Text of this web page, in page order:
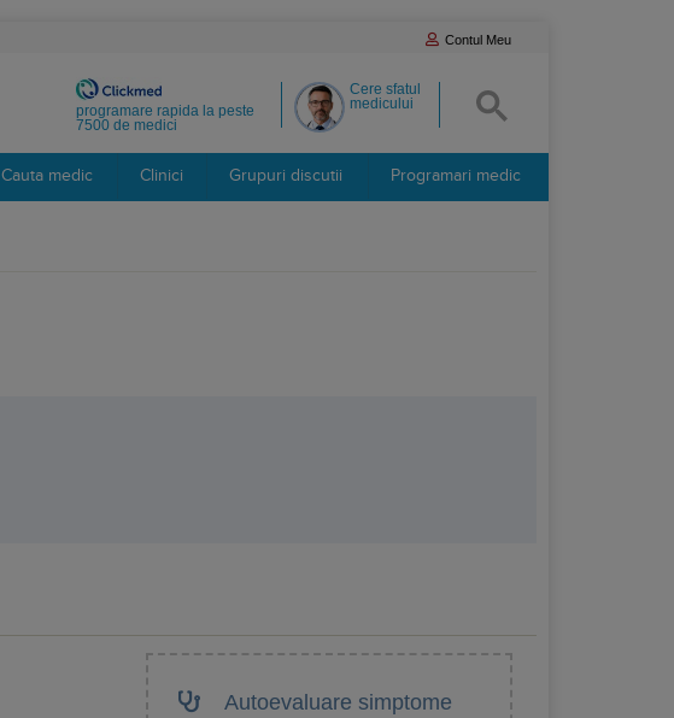
Contul Meu
Cere sfatul
medicului
programare rapida la peste
7500 de medici
Cauta medic Clinici Grupuri discutii Programari medic
Autoevaluare simptome